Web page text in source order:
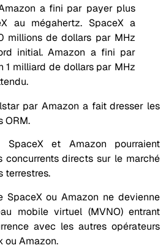
a fini par payer plus
au mégahertz. SpaceX a
millions de dollars par MHz
initial. Amazon a fini par
1 milliard de dollars par MHz
par Amazon a fait dresser les
ORM.
et Amazon pourraient
concurrents directs sur le marché
terrestres.
SpaceX ou Amazon ne devienne
mobile virtuel (MVNO) entrant
avec les autres opérateurs
ou Amazon.